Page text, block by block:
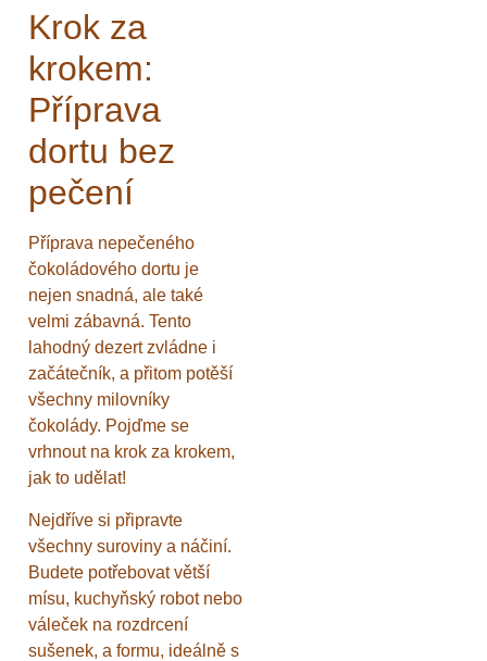
Krok za
krokem:
Příprava
dortu bez
pečení
Příprava nepečeného
čokoládového dortu je
nejen snadná, ale také
velmi zábavná. Tento
lahodný dezert zvládne i
začátečník, a přitom potěší
všechny milovníky
čokolády. Pojďme se
vrhnout na krok za krokem,
jak to udělat!
Nejdříve si připravte
všechny suroviny a náčiní.
Budete potřebovat větší
mísu, kuchyňský robot nebo
váleček na rozdrcení
sušenek, a formu, ideálně s